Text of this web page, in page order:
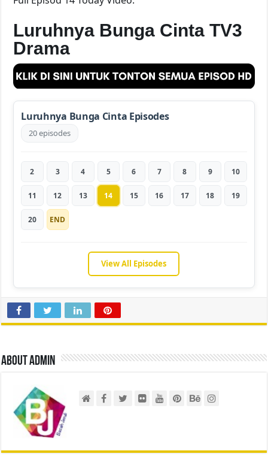
Luruhnya Bunga Cinta TV3
Drama
Luruhnya Bunga Cinta Episodes
20 episodes
2 3 4 5 6 7 8 9 10
11 12 13 14 15 16 17 18 19
20 END
View All Episodes
About admin